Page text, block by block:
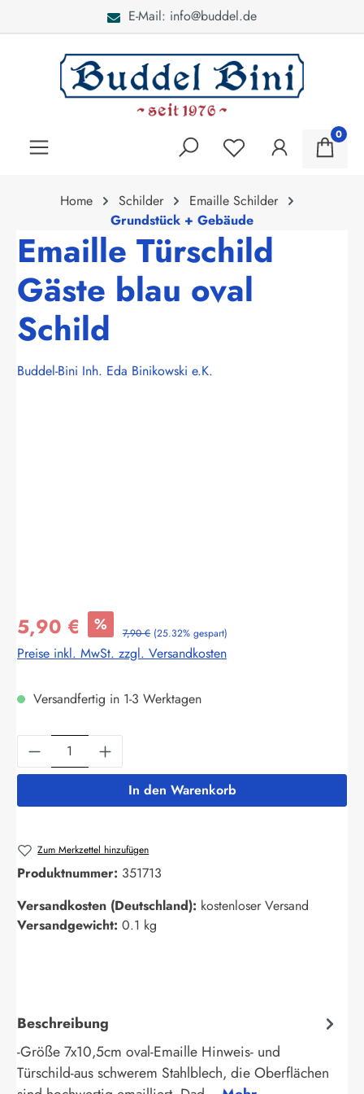
E-Mail: info@buddel.de
0
Home Schilder
Emaille Schilder
Grundstück + Gebäude
Emaille Türschild
Gäste blau oval
Schild
Buddel-Bini Inh. Eda Binikowski e.K.
5,90 € % 7,90 € (25.32% gespart)
Preise inkl. MwSt. zzgl. Versandkosten
Versandfertig in 1-3 Werktagen
Produkt Anzahl: Gib den gewünschten
In den Warenkorb
Zum Merkzettel hinzufügen
Produktnummer: 351713
Versandkosten (Deutschland): kostenloser Versand
Versandgewicht: 0.1 kg
Beschreibung
-Größe 7x10,5cm oval-Emaille Hinweis- und
Türschild-aus schwerem Stahlblech, die Oberflächen